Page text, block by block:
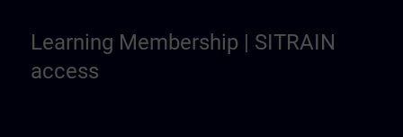
Learning Membership | SITRAIN
access